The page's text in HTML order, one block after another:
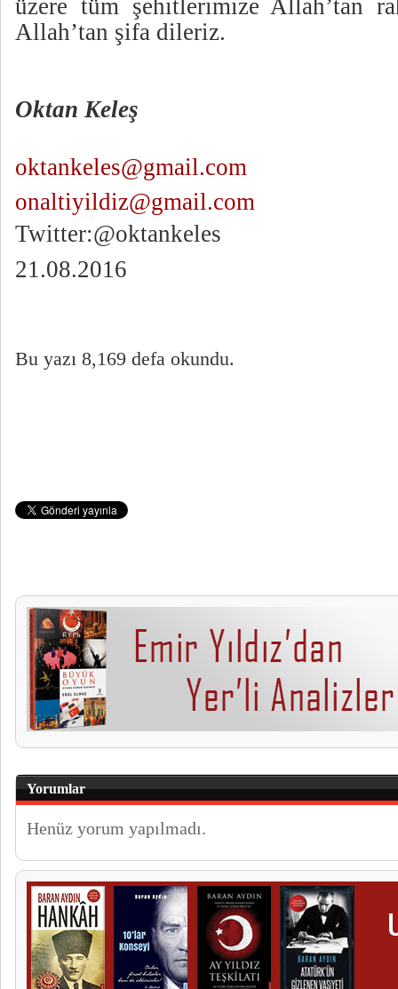
üzere tüm şehitlerimize Allah’tan
Allah’tan şifa dileriz.
Oktan Keleş
oktankeles@gmail.com
onaltiyildiz@gmail.com
Twitter:@oktankeles
21.08.2016
Bu yazı 8,169 defa okundu.
Yorumlar
Henüz yorum yapılmadı.